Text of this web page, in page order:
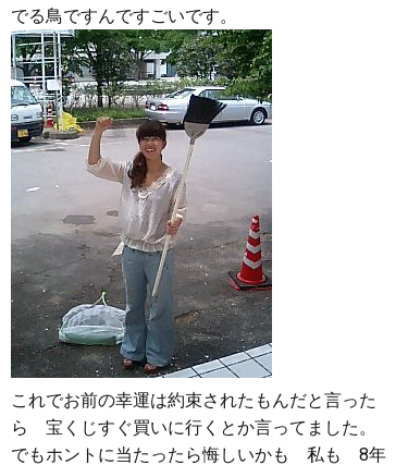
でる鳥ですんですごいです。
これでお前の幸運は約束されたもんだと言った
ら 宝くじすぐ買いに行くとか言ってました。
でもホントに当たったら悔しいかも 私も 8年